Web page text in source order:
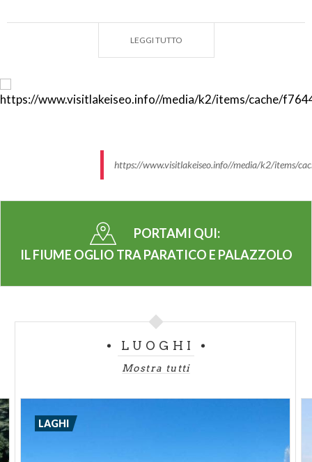
viale Case e poi via S. Stefano, una tranquilla strada
Un lungo rettilineo conduce al sottopasso
. Una piccola strada che costeggia il fiume
ci porta con poche pedalate nel centro della
LEGGI TUTTO
https://www.visitlakeiseo.info//media/k2/items/
PORTAMI QUI:
IL FIUME OGLIO TRA PARATICO E PALAZZOLO
LUOGHI
Mostra tutti
LAGHI